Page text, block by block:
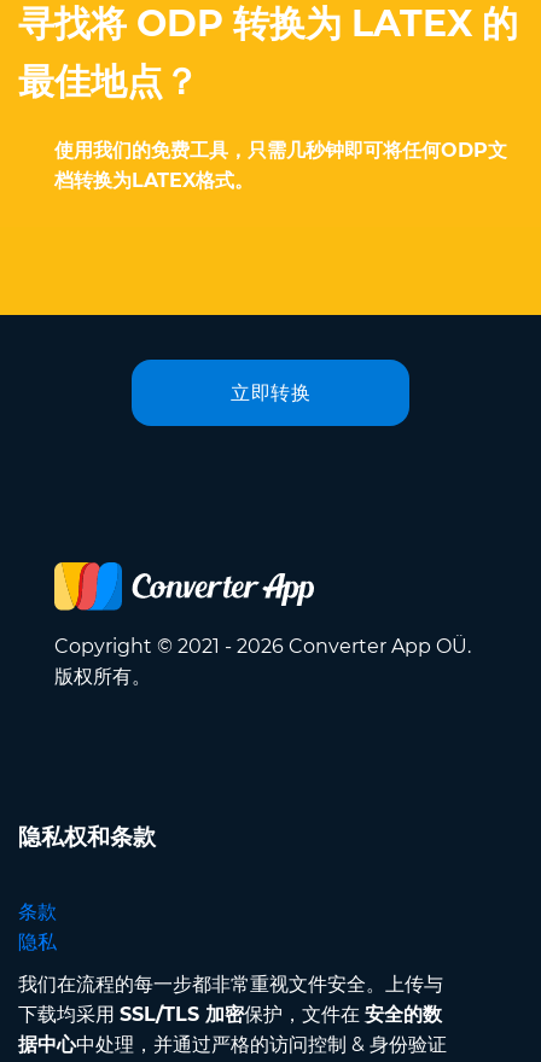
寻找将 ODP 转换为 LATEX 的
最佳地点？
使用我们的免费工具，只需几秒钟即可将任何ODP文
档转换为LATEX格式。
立即转换
Copyright © 2021 - 2026 Converter App OÜ.
版权所有。
隐私权和条款
条款
隐私
我们在流程的每一步都非常重视文件安全。上传与
下载均采用 SSL/TLS 加密保护，文件在 安全的数
据中心中处理，并通过严格的访问控制 & 身份验证